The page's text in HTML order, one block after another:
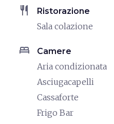
restaurant Ristorazione
Sala colazione
bed Camere
Aria condizionata
Asciugacapelli
Cassaforte
Frigo Bar